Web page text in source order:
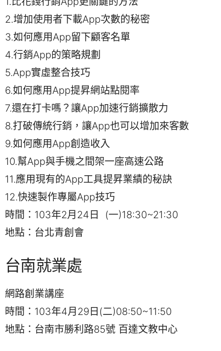
2.增加使用者下載App次數的秘密
3.如何應用App留下顧客名單
4.行銷App的策略規劃
5.App實虛整合技巧
6.如何應用App提昇網站點閱率
7.還在打卡嗎？讓App加速行銷擴散力
8.打破傳統行銷，讓App也可以增加來客數
9.如何應用App創造收入
10.幫App與手機之間架一座高速公路
11.應用現有的App工具提昇業績的秘訣
12.快速製作專屬App技巧
時間：103年2月24日 (一)18:30~21:30
地點：台北青創會
台南就業處
網路創業講座
時間：103年4月29日(二)08:50~11:50
地點：台南市勝利路85號 百達文教中心